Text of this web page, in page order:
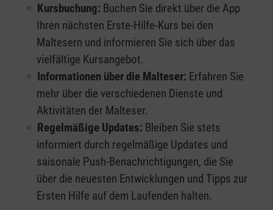
Kursbuchung: Buchen Sie direkt über die App
Ihren nächsten Erste-Hilfe-Kurs bei den
Maltesern und informieren Sie sich über das
vielfältige Kursangebot.
Informationen über die Malteser: Erfahren Sie
mehr über die verschiedenen Dienste und
Aktivitäten der Malteser.
Regelmäßige Updates: Bleiben Sie stets
informiert durch regelmäßige Updates und
saisonale Push-Benachrichtigungen, die Sie
über die neuesten Entwicklungen und Tipps zur
Ersten Hilfe auf dem Laufenden halten.